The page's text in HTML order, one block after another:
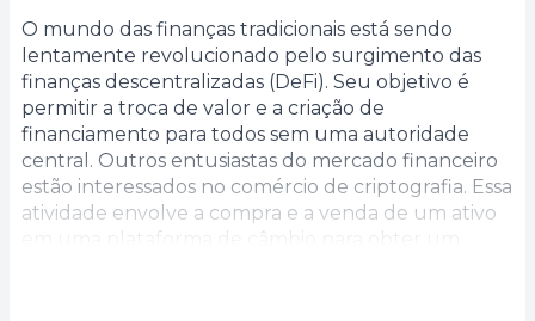
O mundo das finanças tradicionais está sendo
lentamente revolucionado pelo surgimento das
finanças descentralizadas (DeFi). Seu objetivo é
permitir a troca de valor e a criação de
financiamento para todos sem uma autoridade
central. Outros entusiastas do mercado financeiro
estão interessados no comércio de criptografia. Essa
atividade envolve a compra e a venda de um ativo
em uma plataforma de câmbio para obter um